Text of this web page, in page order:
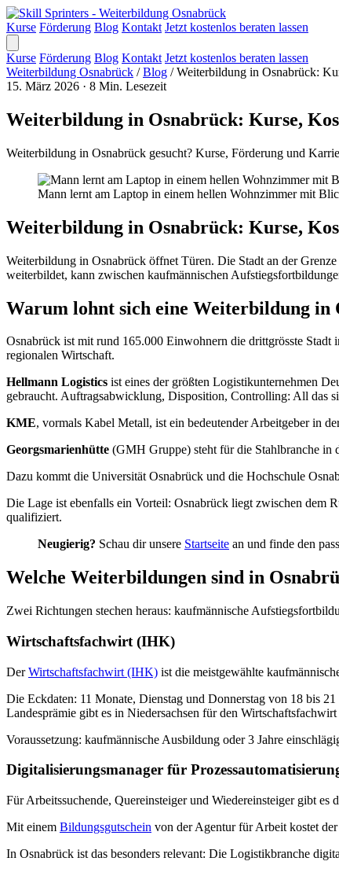
Kurse Förderung Blog Kontakt Jetzt kostenlos beraten lassen
Kurse Förderung Blog Kontakt Jetzt kostenlos beraten lassen
Weiterbildung Osnabrück / Blog / Weiterbildung in Osnabrück:
15. März 2026 · 8 Min. Lesezeit
Weiterbildung in Osnabrück: Kurse,
Weiterbildung in Osnabrück gesucht? Kurse, Förderung und
Mann lernt am Laptop in einem hellen Wohnzimmer mit
Weiterbildung in Osnabrück: Kurse,
Weiterbildung in Osnabrück öffnet Türen. Die Stadt an der
weiterbildet, kann zwischen kaufmännischen
Warum lohnt sich eine Weiterbildung in
Osnabrück ist mit rund 165.000 Einwohnern die drittgrösste
regionalen Wirtschaft.
Hellmann Logistics ist eines der größten Logistikunternehmen
gebraucht. Auftragsabwicklung, Disposition, Controlling: All das
KME, vormals Kabel Metall, ist ein bedeutender Arbeitgeber in
Georgsmarienhütte (GMH Gruppe) steht für die Stahlbranche in
Dazu kommt die Universität Osnabrück und die Hochschule
Die Lage ist ebenfalls ein Vorteil: Osnabrück liegt zwischen dem
qualifiziert.
Neugierig? Schau dir unsere Startseite an und finde den
Welche Weiterbildungen sind in
Zwei Richtungen stechen heraus: kaufmännische
Wirtschaftsfachwirt (IHK)
DerWirtschaftsfachwirt (IHK) ist die meistgewählte
Die Eckdaten: 11 Monate, Dienstag und Donnerstag von 18 bis
Landesprämie gibt es in Niedersachsen für den
Voraussetzung: kaufmännische Ausbildung oder 3 Jahre
Digitalisierungsmanager für
Für Arbeitssuchende, Quereinsteiger und Wiedereinsteiger gibt es
Mit einem Bildungsgutschein von der Agentur für Arbeit kostet
In Osnabrück ist das besonders relevant: Die Logistikbranche